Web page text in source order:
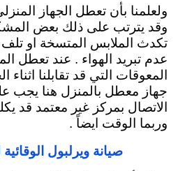
ولعلمنا بأن تعطل الجهاز
وقد يترتب على ذلك بعض
تكدث الملابس المتسخة او تلف
عدم تبريد الهواء . عند تعطل
المعوقات التي قد تقابلنا اثناء
جهاز معطل بالمنزل هنا يجب
الاتصال بمركز غير معتمد قد
وربما الوقت ايضاً .
صيانة ويرلبول